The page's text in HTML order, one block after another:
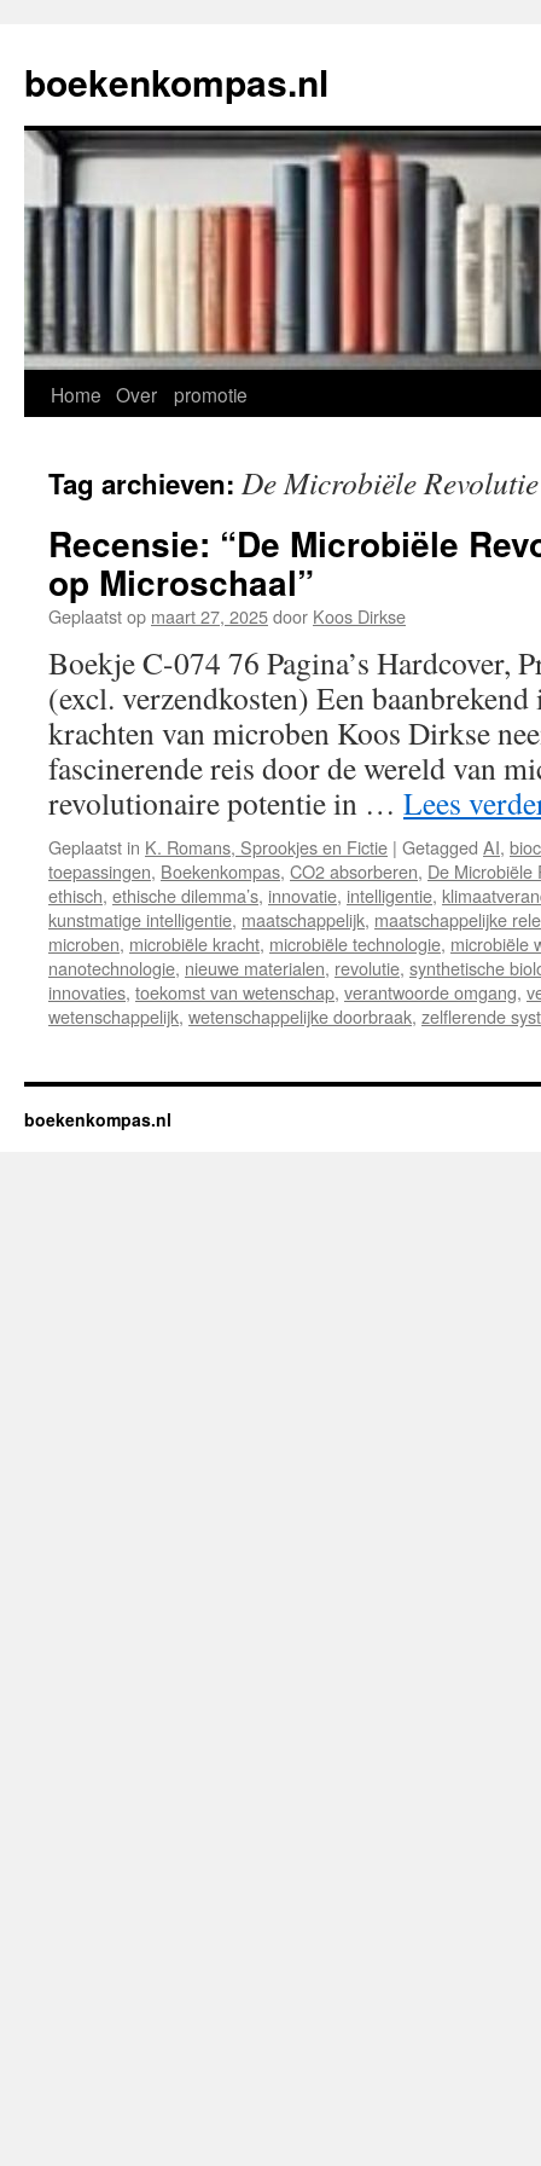
de
inhoud
boekenkompas.nl
Home Over promotie
Tag archieven: De Microbiële Revolutie
Recensie: “De Microbiële
op Microschaal”
Geplaatst op maart 27, 2025door Koos Dirkse
Boekje C-074 76 Pagina’s Hardcover,
(excl. verzendkosten) Een
krachten van microben Koos Dirkse
fascinerende reis door de wereld van
revolutionaire potentie in … Lees
Geplaatst in K. Romans, Sprookjes en Fictie | Getagged AI,
toepassingen, Boekenkompas, CO2 absorberen, De Microbiële
ethisch, ethische dilemma’s, innovatie, intelligentie,
kunstmatige intelligentie, maatschappelijk, maatschappelijke
microben, microbiële kracht, microbiële technologie, microbiële
nanotechnologie, nieuwe materialen, revolutie, synthetische
innovaties, toekomst van wetenschap, verantwoorde omgang,
wetenschappelijk, wetenschappelijke doorbraak, zelflerende
boekenkompas.nl